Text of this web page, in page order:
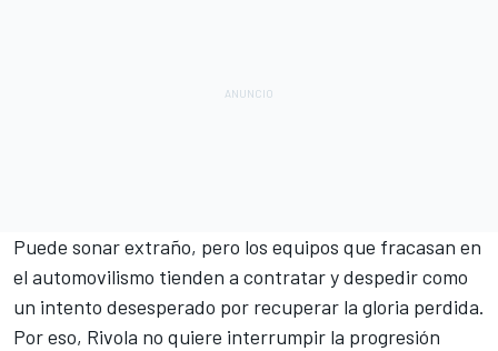
Puede sonar extraño, pero los equipos que fracasan en
el automovilismo tienden a contratar y despedir como
un intento desesperado por recuperar la gloria perdida.
Por eso, Rivola no quiere interrumpir la progresión